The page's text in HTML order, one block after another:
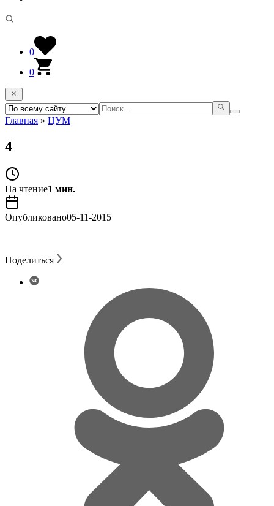
0
0
Главная » ЦУМ
4
На чтение1 мин.
Опубликовано05-11-2015
Поделиться